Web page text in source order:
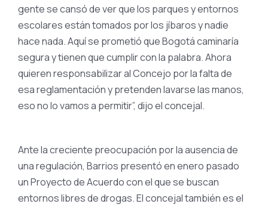
gente se cansó de ver que los parques y entornos
escolares están tomados por los jíbaros y nadie
hace nada. Aquí se prometió que Bogotá caminaría
segura y tienen que cumplir con la palabra. Ahora
quieren responsabilizar al Concejo por la falta de
esa reglamentación y pretenden lavarse las manos,
eso no lo vamos a permitir”, dijo el concejal.
Ante la creciente preocupación por la ausencia de
una regulación, Barrios presentó en enero pasado
un Proyecto de Acuerdo con el que se buscan
entornos libres de drogas. El concejal también es el